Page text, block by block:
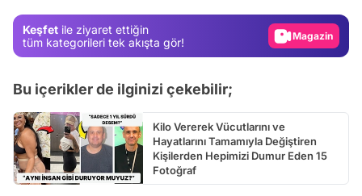
Keşfet ile ziyaret ettiğin
tüm kategorileri tek akışta gör!
Magazin
Bu içerikler de ilginizi çekebilir;
Kilo Vererek Vücutlarını ve
Hayatlarını Tamamıyla Değiştiren
Kişilerden Hepimizi Dumur Eden 15
Fotoğraf